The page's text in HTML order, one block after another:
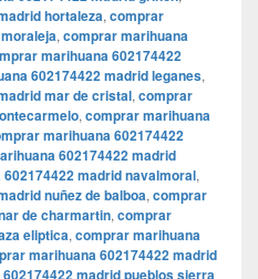
hortaleza, comprar
, comprar marihuana
marihuana 602174422
602174422 madrid leganes,
mar de cristal, comprar
, comprar marihuana
marihuana 602174422
602174422 madrid
madrid navalmoral,
nuñez de balboa, comprar
de charmartin, comprar
eliptica, comprar marihuana
marihuana 602174422 madrid
madrid pueblos sierra